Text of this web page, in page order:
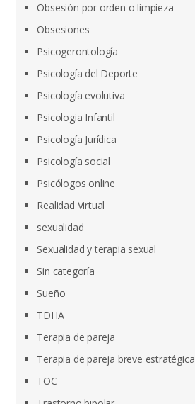
Obsesión por orden o limpieza
Obsesiones
Psicogerontología
Psicología del Deporte
Psicología evolutiva
Psicologia Infantil
Psicología Jurídica
Psicología social
Psicólogos online
Realidad Virtual
sexualidad
Sexualidad y terapia sexual
Sin categoría
Sueño
TDHA
Terapia de pareja
Terapia de pareja breve estratégica
TOC